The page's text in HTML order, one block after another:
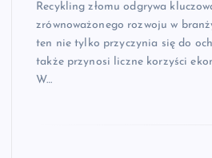
Recykling złomu odgrywa
zrównoważonego rozwoju w
ten nie tylko przyczynia się do
także przynosi liczne korzyści
W…